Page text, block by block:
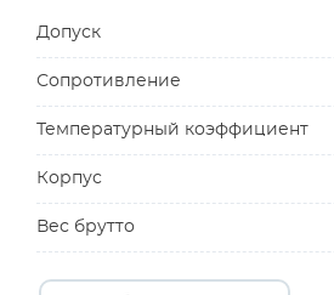
Допуск
Сопротивление
Температурный коэффициент
Корпус
Вес брутто